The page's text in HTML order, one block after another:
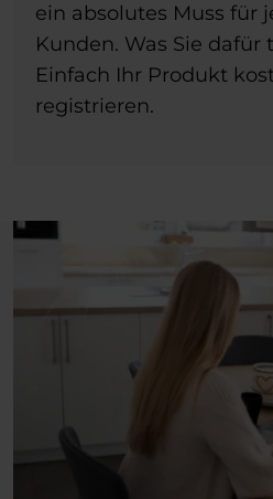
ein absolutes Muss für
Kunden. Was Sie dafür
Einfach Ihr Produkt
registrieren.